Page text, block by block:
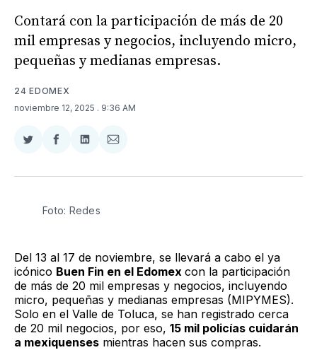
Contará con la participación de más de 20
mil empresas y negocios, incluyendo micro,
pequeñas y medianas empresas.
24 EDOMEX
noviembre 12, 2025 . 9:36 AM
Compartir
Twitter
Compartir
Facebook
Compartir
LinkedIn
Compartir
Email
Foto: Redes
Del 13 al 17 de noviembre, se llevará a cabo el ya
icónico Buen Fin en el Edomex con la participación
de más de 20 mil empresas y negocios, incluyendo
micro, pequeñas y medianas empresas (MIPYMES).
Solo en el Valle de Toluca, se han registrado cerca
de 20 mil negocios, por eso, 15 mil policías cuidarán
a mexiquenses mientras hacen sus compras.